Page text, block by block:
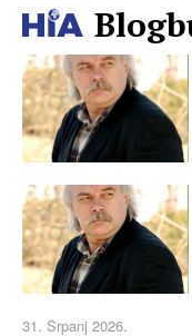
31. Srpanj 2026.